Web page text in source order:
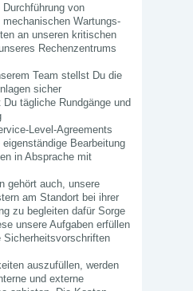
von
Wartungs-
an unseren kritischen
Rechenzentrums
Team stellst Du die
sicher
Du tägliche Rundgänge und
Level-Agreements
Bearbeitung
in Absprache mit
gehört auch, unsere
am Standort bei ihrer
zu begleiten dafür Sorge
unsere Aufgaben erfüllen
Sicherheitsvorschriften
auszufüllen, werden
und externe